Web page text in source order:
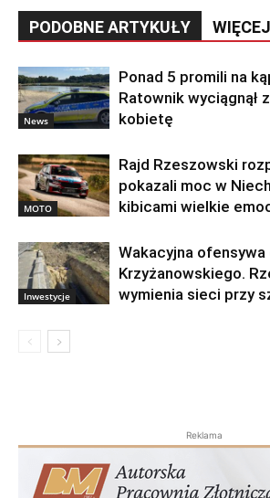
PODOBNE ARTYKUŁY
News
Ponad 5 promili na
Ratownik wyciągnął
kobietę
MOTO
Rajd Rzeszowski
pokazali moc w
kibicami wielkie
Inwestycje
Wakacyjna ofensywa
Krzyżanowskiego.
wymienia sieci przy
Reklama